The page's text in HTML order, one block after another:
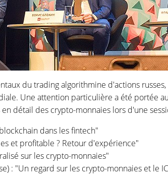
du trading algorithmine d'actions
Une attention particulière a été portée
détail des crypto-monnaies lors d'une
dans les fintech"
et profitable ? Retour d'expérience"
sur les crypto-monnaies"
: "Un regard sur les crypto-monnaies et le